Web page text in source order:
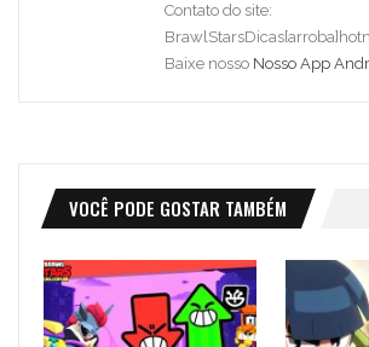
Contato do site:
Baixe nosso Nosso App
VOCÊ PODE GOSTAR TAMBÉM